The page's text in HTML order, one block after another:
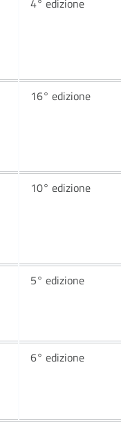
4° edizione
16° edizione
10° edizione
5° edizione
6° edizione